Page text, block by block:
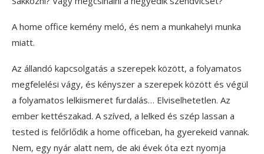
A home office kemény meló, és nem a munkahelyi munka
miatt.
Az állandó kapcsolgatás a szerepek között, a folyamatos
megfelelési vágy, és kényszer a szerepek között és végül
a folyamatos lelkiismeret furdalás… Elviselhetetlen. Az
ember kettészakad. A szíved, a lelked és szép lassan a
tested is felőrlődik a home officeban, ha gyerekeid vannak.
Nem, egy nyár alatt nem, de aki évek óta ezt nyomja